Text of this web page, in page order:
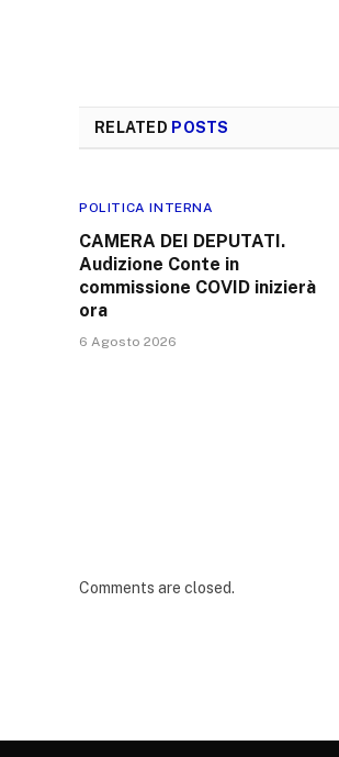
RELATED POSTS
POLITICA INTERNA
CAMERA DEI DEPUTATI.
Audizione Conte in
commissione COVID inizierà
ora
6 Agosto 2026
Comments are closed.